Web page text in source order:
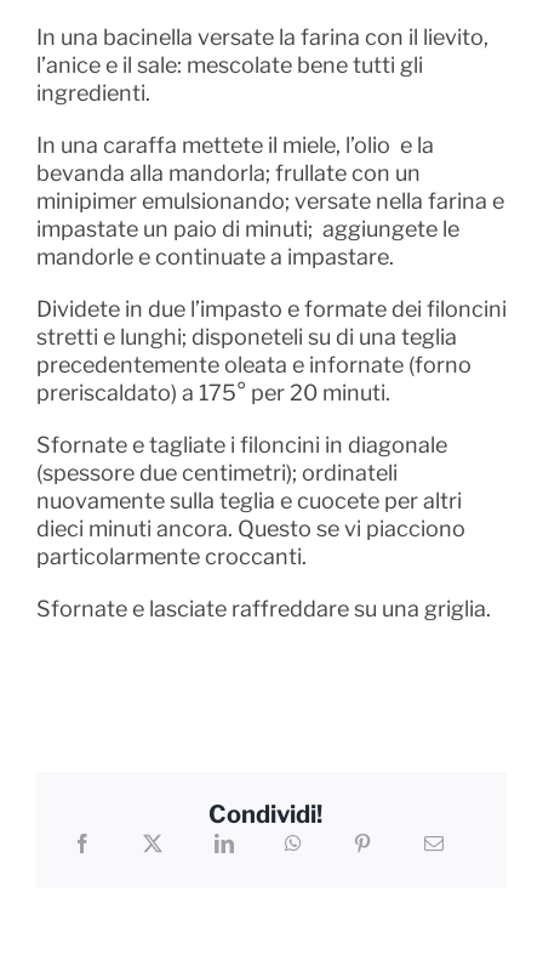
In una bacinella versate la farina con il lievito,
l’anice e il sale: mescolate bene tutti gli
ingredienti.
In una caraffa mettete il miele, l’olio e la
bevanda alla mandorla; frullate con un
minipimer emulsionando; versate nella farina e
impastate un paio di minuti; aggiungete le
mandorle e continuate a impastare.
Dividete in due l’impasto e formate dei filoncini
stretti e lunghi; disponeteli su di una teglia
precedentemente oleata e infornate (forno
preriscaldato) a 175° per 20 minuti.
Sfornate e tagliate i filoncini in diagonale
(spessore due centimetri); ordinateli
nuovamente sulla teglia e cuocete per altri
dieci minuti ancora. Questo se vi piacciono
particolarmente croccanti.
Sfornate e lasciate raffreddare su una griglia.
Condividi!